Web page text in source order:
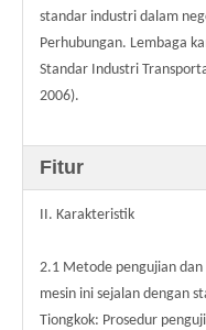
standar industri dalam
Perhubungan. Lembaga
Standar Industri
2006).
Fitur
II. Karakteristik
2.1 Metode pengujian
mesin ini sejalan dengan
Tiongkok: Prosedur